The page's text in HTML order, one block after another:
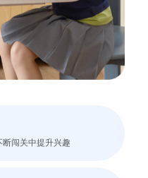
闯关中提升兴趣